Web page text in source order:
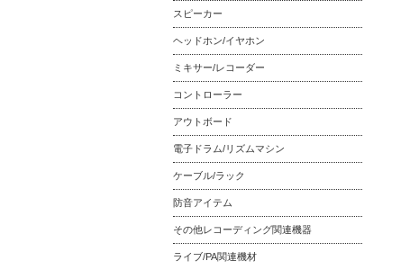
スピーカー
ヘッドホン/イヤホン
ミキサー/レコーダー
コントローラー
アウトボード
電子ドラム/リズムマシン
ケーブル/ラック
防音アイテム
その他レコーディング関連機器
ライブ/PA関連機材